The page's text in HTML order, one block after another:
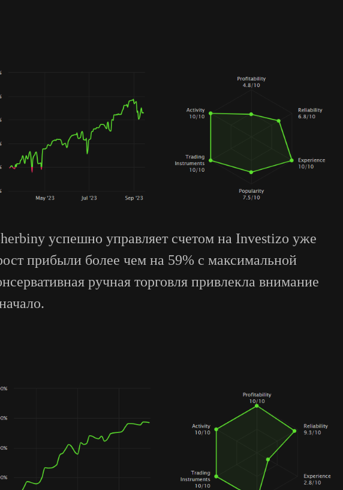
успешно управляет счетом на Investizo уже
прибыли более чем на 59% с максимальной
ручная торговля привлекла внимание